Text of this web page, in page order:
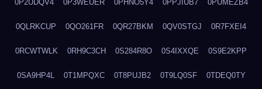
0P2UDQV4 0P3WEUER 0PHNO5Y4 0PPJIUB7 0PUMEZB4
0QLRKCUP 0QO261FR 0QR27BKM 0QV0STGJ 0R7FXEI4
0RCWTWLK 0RH9C3CH 0S284R8O 0S4IXXQE 0S9E2KPP
0SA9HP4L 0T1MPQXC 0T8PUJB2 0T9LQ0SF 0TDEQ0TY